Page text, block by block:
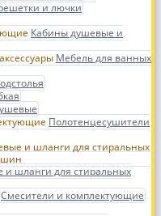
и лючки
Кабины душевые и
Мебель для ванных
Полотенцесушители
шланги для стиральных
Смесители и комплектующие